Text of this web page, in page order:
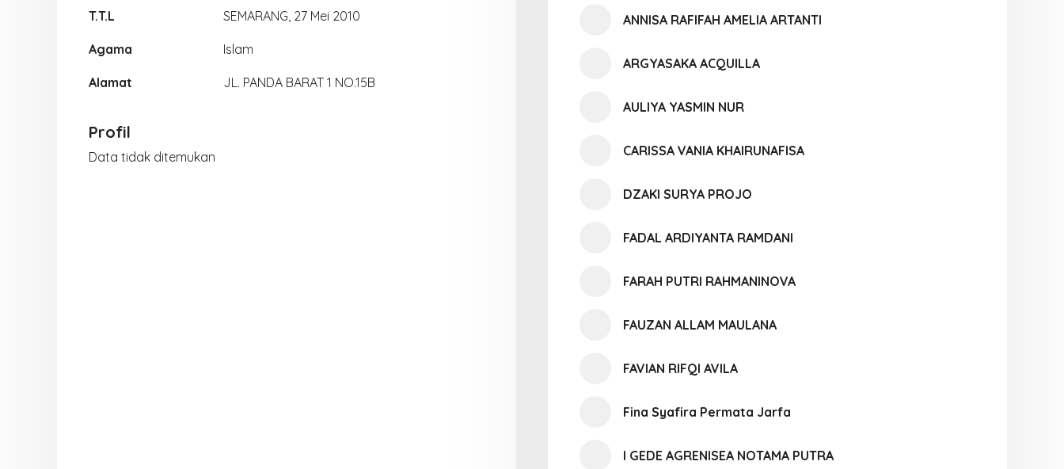
T.T.L SEMARANG, 27 Mei 2010
Agama Islam
Alamat JL. PANDA BARAT 1 NO.15B
Profil
Data tidak ditemukan
ANNISA RAFIFAH AMELIA ARTANTI
ARGYASAKA ACQUILLA
AULIYA YASMIN NUR
CARISSA VANIA KHAIRUNAFISA
DZAKI SURYA PROJO
FADAL ARDIYANTA RAMDANI
FARAH PUTRI RAHMANINOVA
FAUZAN ALLAM MAULANA
FAVIAN RIFQI AVILA
Fina Syafira Permata Jarfa
I GEDE AGRENISEA NOTAMA PUTRA